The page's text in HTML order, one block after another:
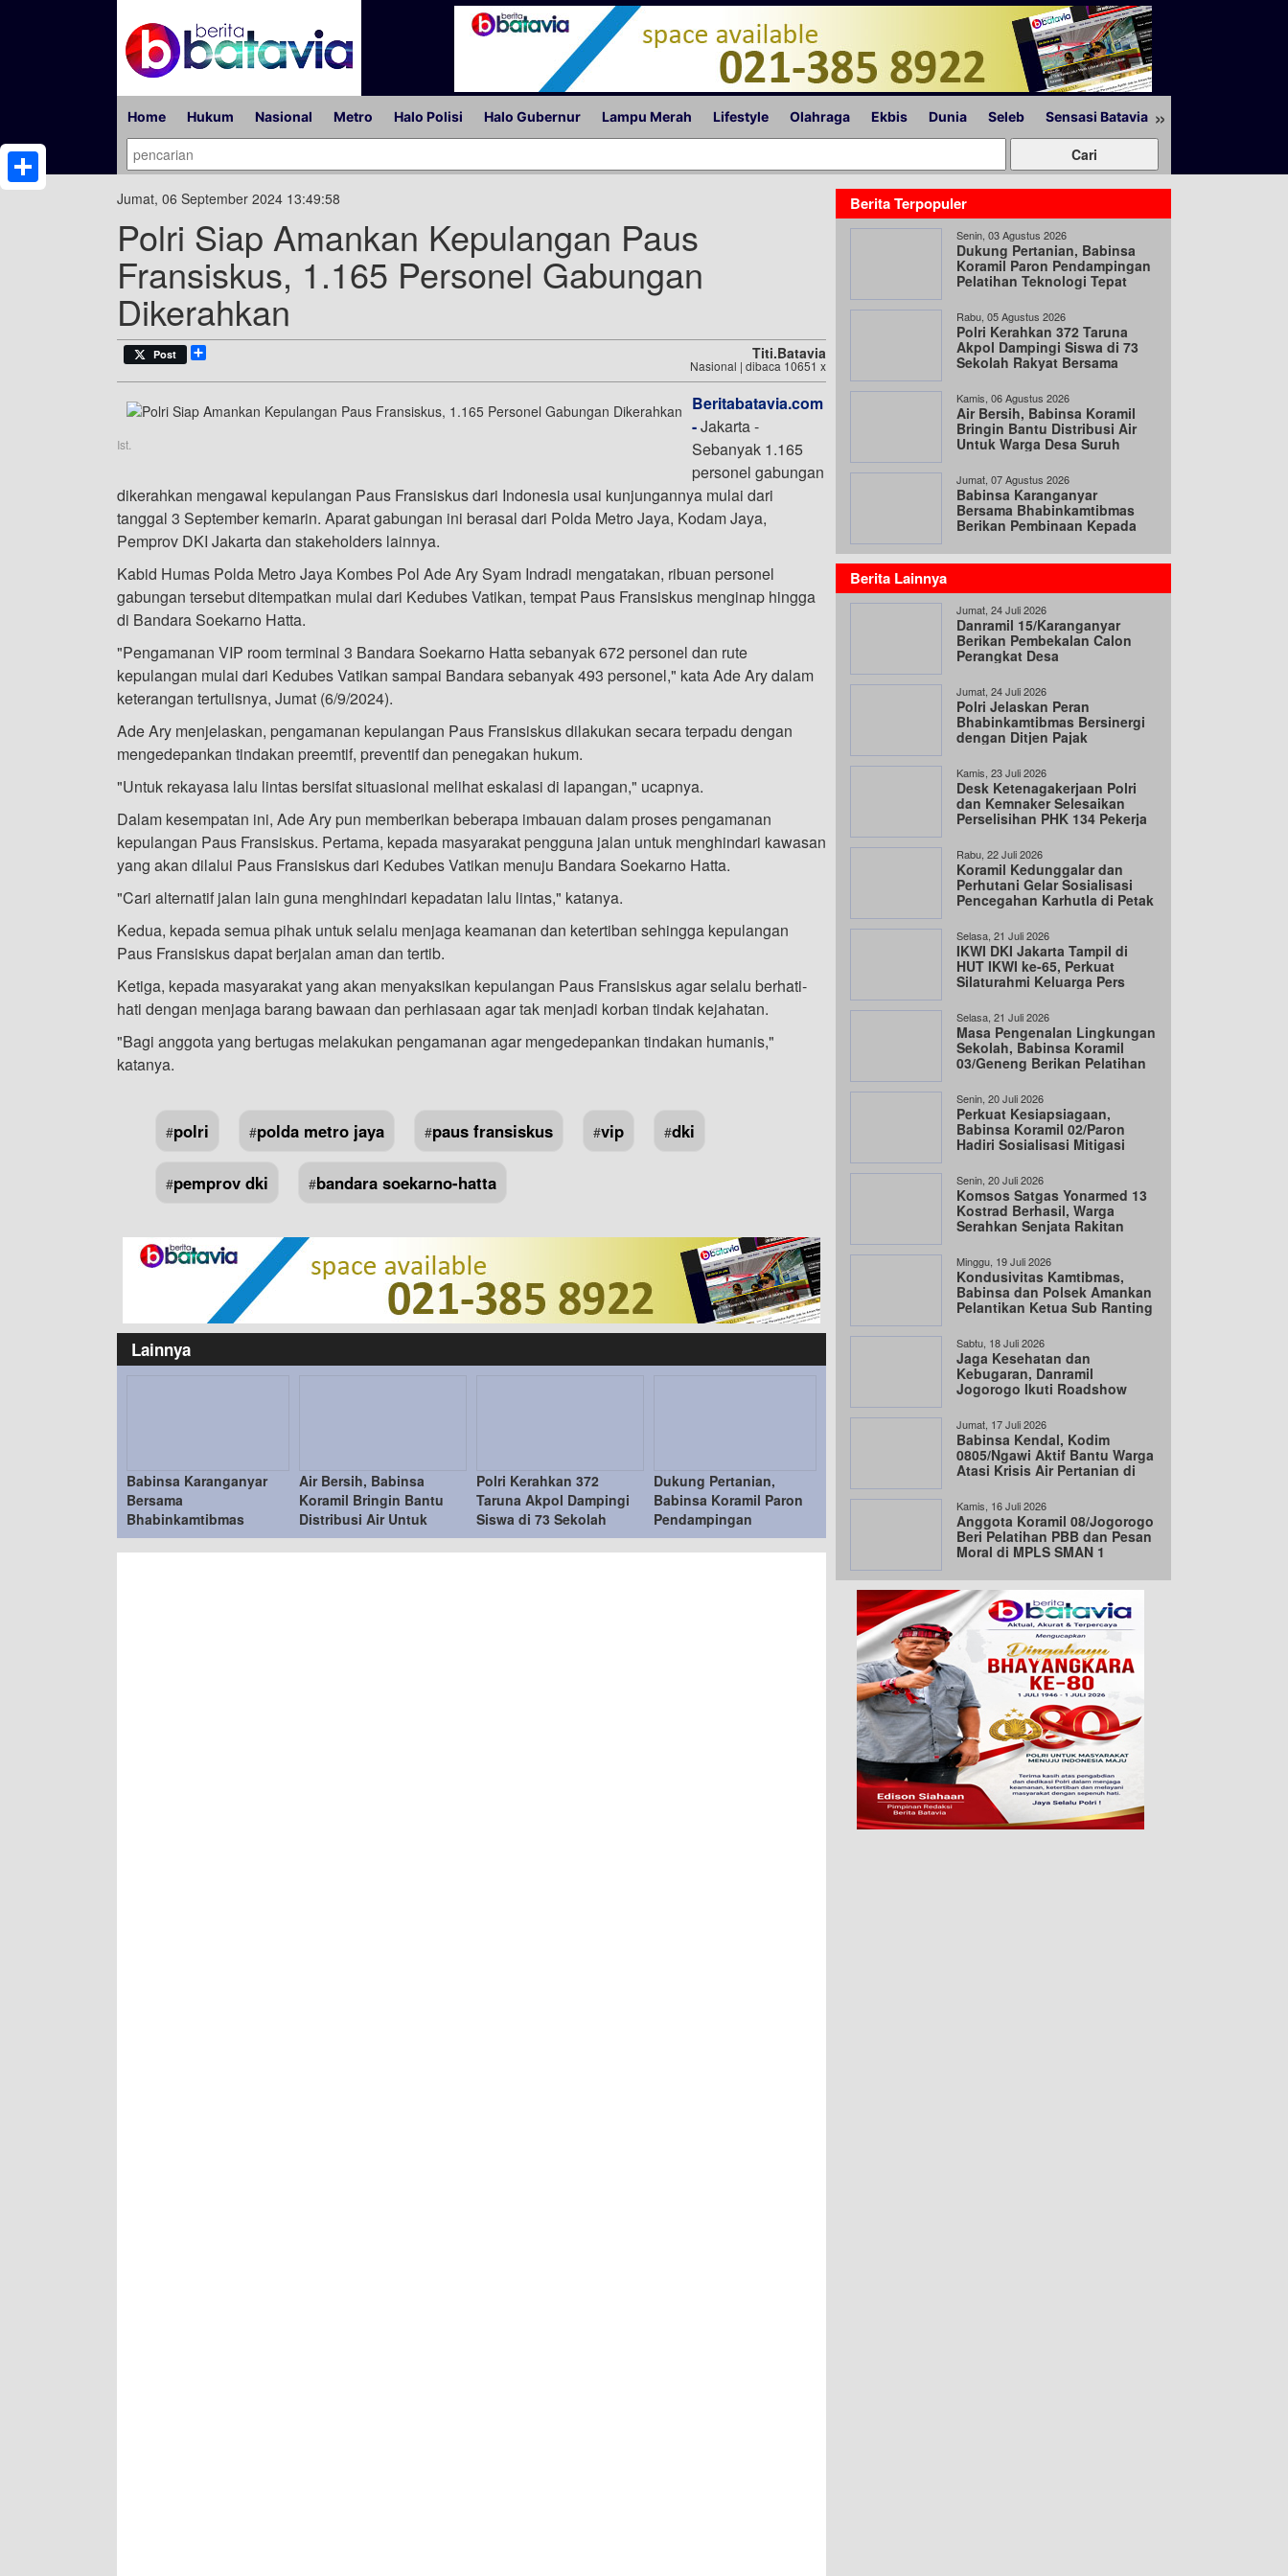
Home Hukum Nasional Metro Halo Polisi Halo Gubernur Lampu Merah Lifestyle Olahraga Ekbis Dunia Seleb Sensasi Batavia »
Jumat, 06 September 2024 13:49:58
Polri Siap Amankan Kepulangan Paus
Fransiskus, 1.165 Personel Gabungan
Dikerahkan
Post Titi.batavia
Nasional | dibaca 10651 x
Ist.
Beritabatavia.com
-Jakarta -
Sebanyak 1.165
personel gabungan
dikerahkan mengawal kepulangan Paus Fransiskus dari Indonesia usai kunjungannya mulai dari
tanggal 3 September kemarin. Aparat gabungan ini berasal dari Polda Metro Jaya, Kodam Jaya,
Pemprov DKI Jakarta dan stakeholders lainnya.
Kabid Humas Polda Metro Jaya Kombes Pol Ade Ary Syam Indradi mengatakan, ribuan personel
gabungan tersebut ditempatkan mulai dari Kedubes Vatikan, tempat Paus Fransiskus menginap hingga
di Bandara Soekarno Hatta.
"Pengamanan VIP room terminal 3 Bandara Soekarno Hatta sebanyak 672 personel dan rute
kepulangan mulai dari Kedubes Vatikan sampai Bandara sebanyak 493 personel," kata Ade Ary dalam
keterangan tertulisnya, Jumat (6/9/2024).
Ade Ary menjelaskan, pengamanan kepulangan Paus Fransiskus dilakukan secara terpadu dengan
mengedepankan tindakan preemtif, preventif dan penegakan hukum.
"Untuk rekayasa lalu lintas bersifat situasional melihat eskalasi di lapangan," ucapnya.
Dalam kesempatan ini, Ade Ary pun memberikan beberapa imbauan dalam proses pengamanan
kepulangan Paus Fransiskus. Pertama, kepada masyarakat pengguna jalan untuk menghindari kawasan
yang akan dilalui Paus Fransiskus dari Kedubes Vatikan menuju Bandara Soekarno Hatta.
"Cari alternatif jalan lain guna menghindari kepadatan lalu lintas," katanya.
Kedua, kepada semua pihak untuk selalu menjaga keamanan dan ketertiban sehingga kepulangan
Paus Fransiskus dapat berjalan aman dan tertib.
Ketiga, kepada masyarakat yang akan menyaksikan kepulangan Paus Fransiskus agar selalu berhati-
hati dengan menjaga barang bawaan dan perhiasaan agar tak menjadi korban tindak kejahatan.
"Bagi anggota yang bertugas melakukan pengamanan agar mengedepankan tindakan humanis,"
katanya.
Share
#polri #polda metro jaya #paus fransiskus #vip #dki
#pemprov dki #bandara soekarno-hatta
Lainnya
Babinsa Karanganyar
Bersama
Bhabinkamtibmas
Berikan Pembinaan
Kepada Linmas
Air Bersih, Babinsa
Koramil Bringin Bantu
Distribusi Air Untuk
Warga Desa Suruh
Polri Kerahkan 372
Taruna Akpol Dampingi
Siswa di 73 Sekolah
Rakyat Bersama Taruna
Akademi TNI
Dukung Pertanian,
Babinsa Koramil Paron
Pendampingan
Pelatihan Teknologi
Tepat Guna
Berita Terpopuler
Senin, 03 Agustus 2026
Dukung Pertanian, Babinsa
Koramil Paron Pendampingan
Pelatihan Teknologi Tepat
Rabu, 05 Agustus 2026
Polri Kerahkan 372 Taruna
Akpol Dampingi Siswa di 73
Sekolah Rakyat Bersama
Kamis, 06 Agustus 2026
Air Bersih, Babinsa Koramil
Bringin Bantu Distribusi Air
Untuk Warga Desa Suruh
Jumat, 07 Agustus 2026
Babinsa Karanganyar
Bersama Bhabinkamtibmas
Berikan Pembinaan Kepada
Berita Lainnya
Jumat, 24 Juli 2026
Danramil 15/Karanganyar
Berikan Pembekalan Calon
Perangkat Desa
Jumat, 24 Juli 2026
Polri Jelaskan Peran
Bhabinkamtibmas Bersinergi
dengan Ditjen Pajak
Kamis, 23 Juli 2026
Desk Ketenagakerjaan Polri
dan Kemnaker Selesaikan
Perselisihan PHK 134 Pekerja
Rabu, 22 Juli 2026
Koramil Kedunggalar dan
Perhutani Gelar Sosialisasi
Pencegahan Karhutla di Petak
Selasa, 21 Juli 2026
IKWI DKI Jakarta Tampil di
HUT IKWI ke-65, Perkuat
Silaturahmi Keluarga Pers
Selasa, 21 Juli 2026
Masa Pengenalan Lingkungan
Sekolah, Babinsa Koramil
03/Geneng Berikan Pelatihan
Senin, 20 Juli 2026
Perkuat Kesiapsiagaan,
Babinsa Koramil 02/Paron
Hadiri Sosialisasi Mitigasi
Senin, 20 Juli 2026
Komsos Satgas Yonarmed 13
Kostrad Berhasil, Warga
Serahkan Senjata Rakitan
Minggu, 19 Juli 2026
Kondusivitas Kamtibmas,
Babinsa dan Polsek Amankan
Pelantikan Ketua Sub Ranting
Sabtu, 18 Juli 2026
Jaga Kesehatan dan
Kebugaran, Danramil
Jogorogo Ikuti Roadshow
Jumat, 17 Juli 2026
Babinsa Kendal, Kodim
0805/Ngawi Aktif Bantu Warga
Atasi Krisis Air Pertanian di
Kamis, 16 Juli 2026
Anggota Koramil 08/Jogorogo
Beri Pelatihan PBB dan Pesan
Moral di MPLS SMAN 1